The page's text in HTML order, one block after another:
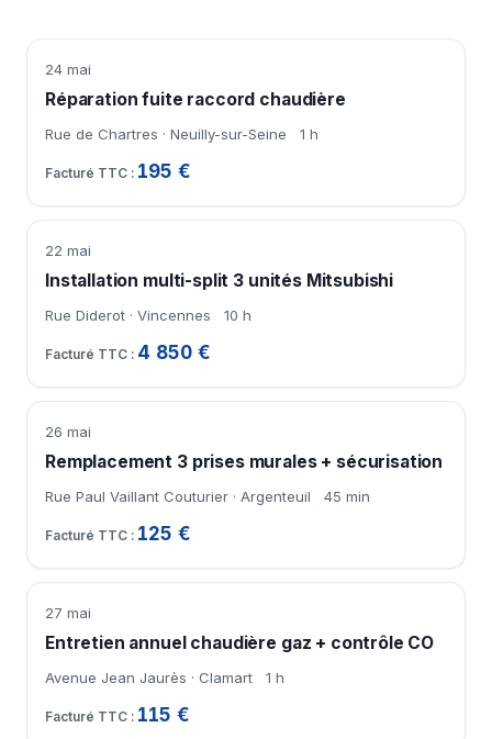
24 mai
Réparation fuite raccord chaudière
Rue de Chartres · Neuilly-sur-Seine 1 h
195 €
22 mai
Installation multi-split 3 unités Mitsubishi
Rue Diderot · Vincennes 10 h
4 850 €
26 mai
Remplacement 3 prises murales + sécurisation
Rue Paul Vaillant Couturier · Argenteuil 45 min
125 €
27 mai
Entretien annuel chaudière gaz + contrôle CO
Avenue Jean Jaurès · Clamart 1 h
115 €